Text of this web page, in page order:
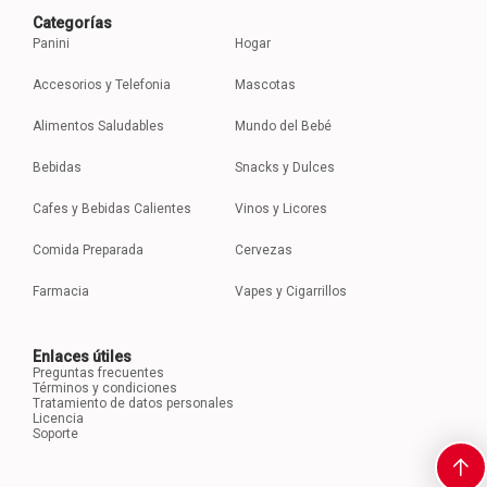
Categorías
Panini
Accesorios y Telefonia
Alimentos Saludables
Bebidas
Cafes y Bebidas Calientes
Comida Preparada
Farmacia
Hogar
Mascotas
Mundo del Bebé
Snacks y Dulces
Vinos y Licores
Cervezas
Vapes y Cigarrillos
Enlaces útiles
Preguntas frecuentes
Términos y condiciones
Tratamiento de datos personales
Licencia
Soporte